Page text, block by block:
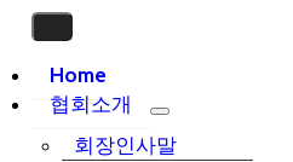
Home
협회소개
회장인사말